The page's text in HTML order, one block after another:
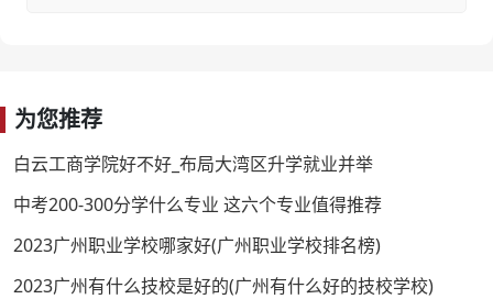
为您推荐
白云工商学院好不好_布局大湾区升学就业并举
中考200-300分学什么专业 这六个专业值得推荐
2023广州职业学校哪家好(广州职业学校排名榜)
2023广州有什么技校是好的(广州有什么好的技校学校)